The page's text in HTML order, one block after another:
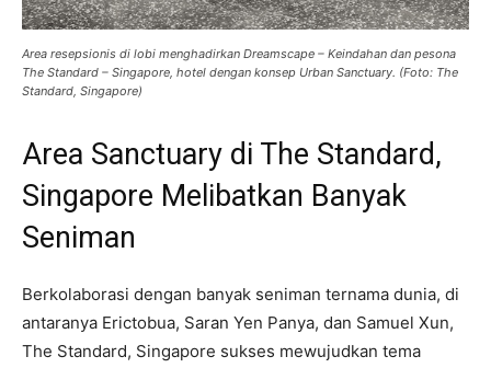
Area resepsionis di lobi menghadirkan Dreamscape – Keindahan dan pesona
The Standard – Singapore, hotel dengan konsep Urban Sanctuary. (Foto: The
Standard, Singapore)
Area Sanctuary di The Standard,
Singapore Melibatkan Banyak
Seniman
Berkolaborasi dengan banyak seniman ternama dunia, di
antaranya Erictobua, Saran Yen Panya, dan Samuel Xun,
The Standard, Singapore sukses mewujudkan tema